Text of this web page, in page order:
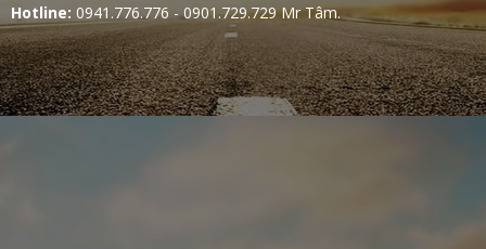
Hotline: 0941.776.776 - 0901.729.729 Mr Tâm.